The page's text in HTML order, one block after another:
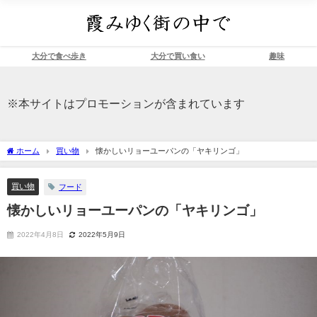
大分で食べ歩き 大分で買い食い 趣味
※本サイトはプロモーションが含まれています
ホーム 買い物 懐かしいリョーユーパンの「ヤキリンゴ」
買い物 フード
懐かしいリョーユーパンの「ヤキリンゴ」
2022年4月8日 2022年5月9日